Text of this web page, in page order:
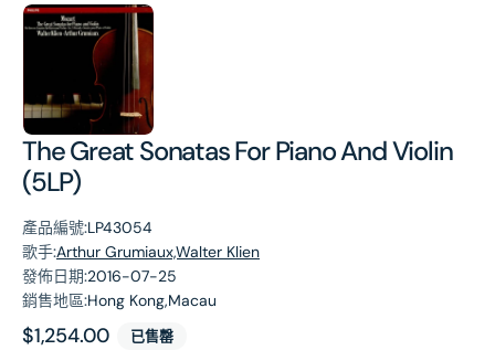
The Great Sonatas For Piano And Violin
(5LP)
產品編號:LP43054
歌手:Arthur Grumiaux,Walter Klien
發佈日期:2016-07-25
銷售地區:Hong Kong,Macau
原
$1,254.00 已售罄